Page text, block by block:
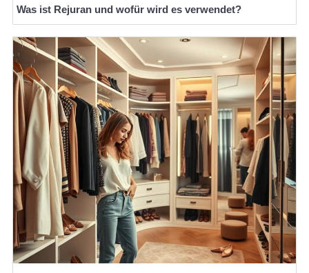
Was ist Rejuran und wofür wird es verwendet?